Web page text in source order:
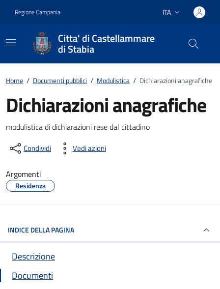
Regione Campania Lingua attiva:
ITA
Citta' di Castellammare
di Stabia
Home / Documenti pubblici / Modulistica / Dichiarazioni anagrafiche
Dichiarazioni anagrafiche
Dettagli del documento
modulistica di dichiarazioni rese dal cittadino
Condividi Vedi azioni
Argomenti
Residenza
INDICE DELLA PAGINA
Descrizione
Documenti